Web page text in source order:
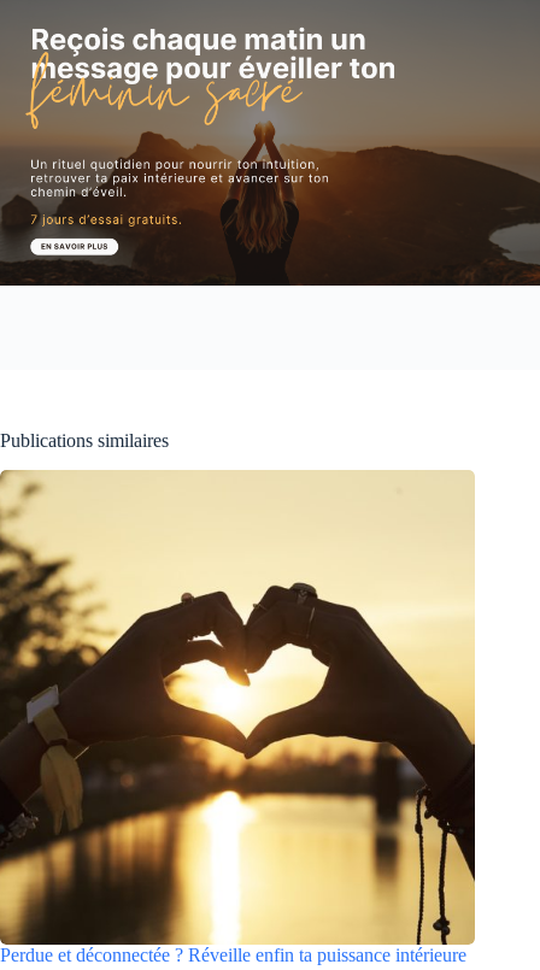
Publications similaires
Perdue et déconnectée ? Réveille enfin ta puissance intérieure